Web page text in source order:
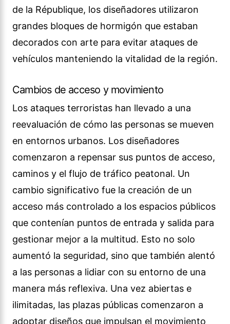
de la République, los diseñadores utilizaron
grandes bloques de hormigón que estaban
decorados con arte para evitar ataques de
vehículos manteniendo la vitalidad de la región.
Cambios de acceso y movimiento
Los ataques terroristas han llevado a una
reevaluación de cómo las personas se mueven
en entornos urbanos. Los diseñadores
comenzaron a repensar sus puntos de acceso,
caminos y el flujo de tráfico peatonal. Un
cambio significativo fue la creación de un
acceso más controlado a los espacios públicos
que contenían puntos de entrada y salida para
gestionar mejor a la multitud. Esto no solo
aumentó la seguridad, sino que también alentó
a las personas a lidiar con su entorno de una
manera más reflexiva. Una vez abiertas e
ilimitadas, las plazas públicas comenzaron a
adoptar diseños que impulsan el movimiento